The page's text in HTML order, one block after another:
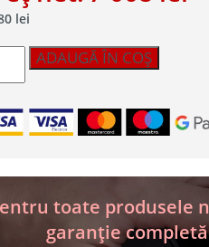
lei
ADAUGĂ ÎN COȘ
toate produsele
garanție